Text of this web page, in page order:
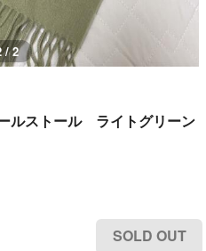
/ 2
ルストール ライトグリーン
SOLD OUT